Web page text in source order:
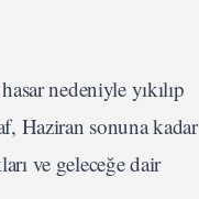
nedeniyle yıkılıp
Haziran sonuna kadar
ve geleceğe dair